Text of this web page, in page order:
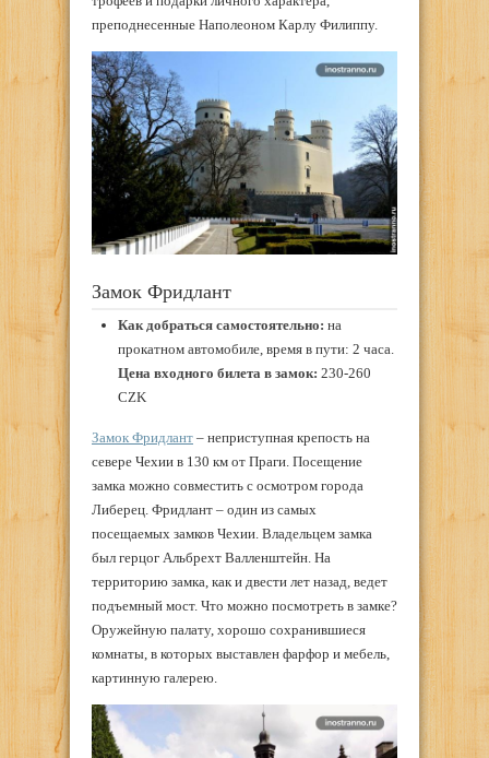
преподнесенные Наполеоном Карлу Филиппу.
Замок Фридлант
Как добраться самостоятельно: на
прокатном автомобиле, время в пути: 2 часа.
Цена входного билета в замок: 230-260
CZK
Замок Фридлант – неприступная крепость на
севере Чехии в 130 км от Праги. Посещение
замка можно совместить с осмотром города
Либерец. Фридлант – один из самых
посещаемых замков Чехии. Владельцем замка
был герцог Альбрехт Валленштейн. На
территорию замка, как и двести лет назад, ведет
подъемный мост. Что можно посмотреть в замке?
Оружейную палату, хорошо сохранившиеся
комнаты, в которых выставлен фарфор и мебель,
картинную галерею.